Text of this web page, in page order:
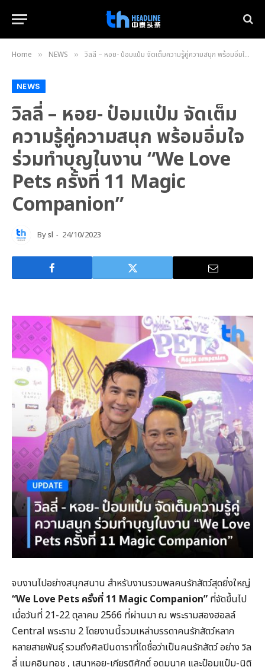
Home » NEWS » วิลลี่ – หอย- ป๋อมแป๋ม จัดเต็มความรู้คู่ความสนุก พร้อมอิ่มใจร่วมทำบุญในงาน “We Love Pets ครั้งที่ 11 Magic Companion”
NEWS
วิลลี่ – หอย- ป๋อมแป๋ม จัดเต็ม
ความรู้คู่ความสนุก พร้อมอิ่มใจ
ร่วมทำบุญในงาน “We Love
Pets ครั้งที่ 11 Magic
Companion”
Bysl 24/10/2023
จบงานไปอย่างสนุกสนาน สำหรับงานรวมพลคนรักสัตว์สุดยิ่งใหญ่
“We Love Pets ครั้งที่ 11 Magic Companion” ที่จัดขึ้นไป
เมื่อวันที่ 21-22 ตุลาคม 2566 ที่ผ่านมา ณ พระรามสองฮอลล์
Central พระราม 2 โดยงานนี้รวมเหล่าบรรดาคนรักสัตว์หลาก
หลายสายพันธุ์ รวมถึงศิลปินดาราที่ไดชื่อว่าเป็นคนรักสัตว์ อย่าง วิล
ลี่ แมคอินทอช , เสนาหอย-เกียรติศักดิ์ อุดมนาค และป๋อมแป๋ม-นิติ